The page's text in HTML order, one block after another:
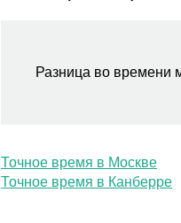
Разница во времени
Точное время в Москве
Точное время в Канберре